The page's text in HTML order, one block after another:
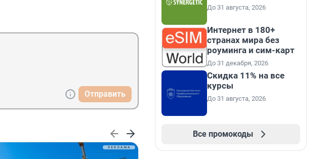
Отправить
До 31 августа, 2026
Интернет в 180+
странах мира без
роуминга и сим-карт
До 31 декабря, 2026
Скидка 11% на все
курсы
До 31 августа, 2026
Все промокоды